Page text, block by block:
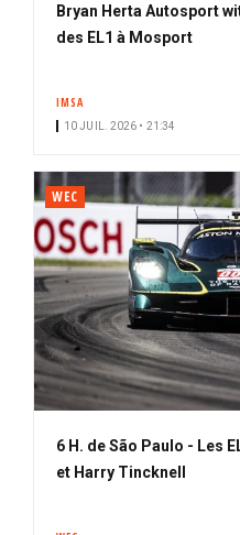
Bryan Herta Autosport
des EL1 à Mosport
IMSA
10 JUIL. 2026 • 21:34
WEC
6 H. de São Paulo - Les
et Harry Tincknell